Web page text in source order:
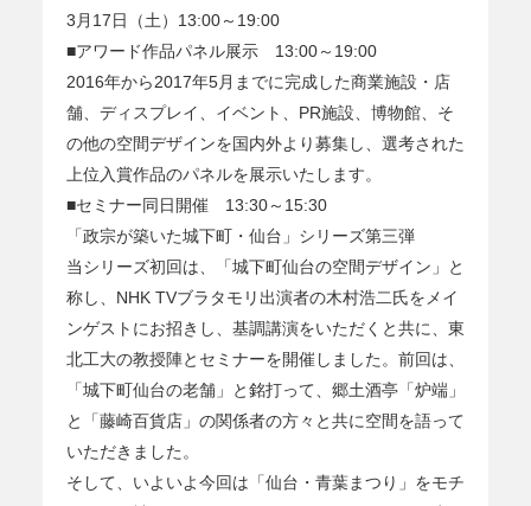
3月17日（土）13:00～19:00
■アワード作品パネル展示 13:00～19:00
2016年から2017年5月までに完成した商業施設・店
舗、ディスプレイ、イベント、PR施設、博物館、そ
の他の空間デザインを国内外より募集し、選考された
上位入賞作品のパネルを展示いたします。
■セミナー同日開催 13:30～15:30
「政宗が築いた城下町・仙台」シリーズ第三弾
当シリーズ初回は、「城下町仙台の空間デザイン」と
称し、NHK TVブラタモリ出演者の木村浩二氏をメイ
ンゲストにお招きし、基調講演をいただくと共に、東
北工大の教授陣とセミナーを開催しました。前回は、
「城下町仙台の老舗」と銘打って、郷土酒亭「炉端」
と「藤崎百貨店」の関係者の方々と共に空間を語って
いただきました。
そして、いよいよ今回は「仙台・青葉まつり」をモチ